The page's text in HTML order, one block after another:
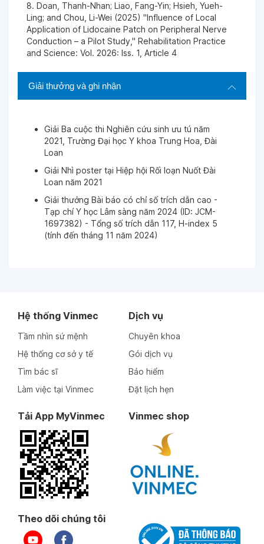
Giải thưởng và ghi nhận
Giải Ba cuộc thi Nghiên cứu sinh ưu tú năm
2021, Trường Đại học Y khoa Trung Hoa, Đài
Loan
Giải Nhì poster tại Hiệp hội Rối loạn Nuốt Đài
Loan năm 2021
Giải thưởng Bài báo có chỉ số trích dẫn cao -
Tạp chí Y học Lâm sàng năm 2024 (ID: JCM-
1697382) - Tổng số trích dẫn 117, H-index 5
(tính đến tháng 11 năm 2024)
8. Doan, Thanh-Nhan; Liao, Fang-Yin; Hsieh, Yueh-
Ling; and Chou, Li-Wei (2025) "Influence of Local
Application of Lidocaine Patch on Peripheral Nerve
Conduction – a Pilot Study," Rehabilitation Practice
and Science: Vol. 2026: Iss. 1, Article 4
Hệ thống Vinmec
Tầm nhìn sứ mệnh
Hệ thống cơ sở y tế
Tìm bác sĩ
Làm việc tại Vinmec
Dịch vụ
Chuyên khoa
Gói dịch vụ
Bảo hiểm
Đặt lịch hẹn
Tải App MyVinmec Vinmec shop
Theo dõi chúng tôi